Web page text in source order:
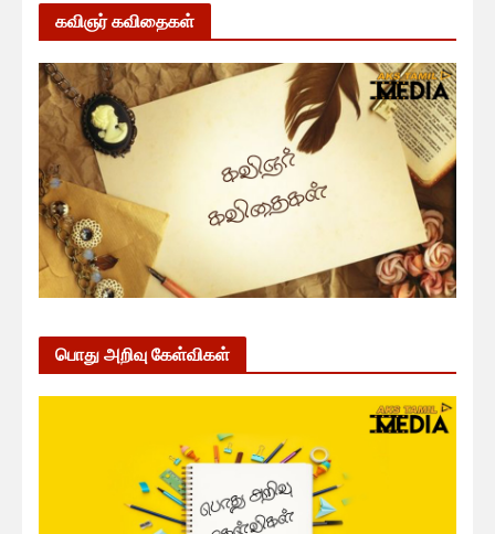
கவிஞர் கவிதைகள்
பொது அறிவு கேள்விகள்